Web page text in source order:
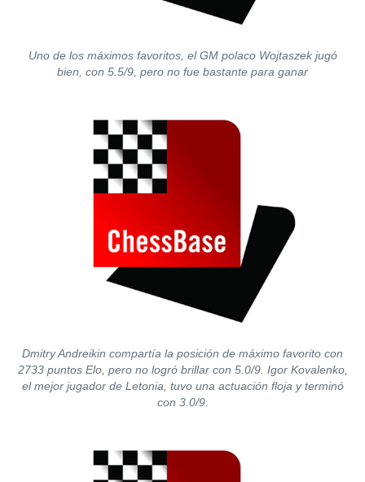
Uno de los máximos favoritos, el GM polaco Wojtaszek jugó
bien, con 5.5/9, pero no fue bastante para ganar
Dmitry Andreikin compartía la posición de máximo favorito con
2733 puntos Elo, pero no logró brillar con 5.0/9. Igor Kovalenko,
el mejor jugador de Letonia, tuvo una actuación floja y terminó
con 3.0/9.